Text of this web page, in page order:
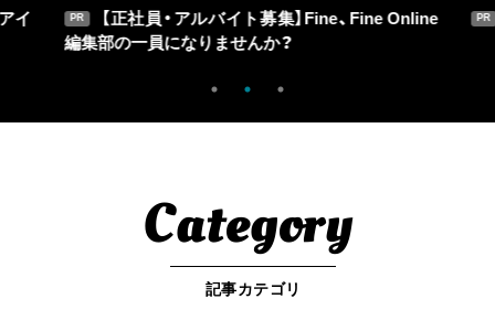
イ PR
【正社員・アルバイト募集】Fine、Fine Online
編集部の一員になりませんか？
PR
Category
記事カテゴリ